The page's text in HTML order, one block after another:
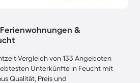
&
Vergleich von 133 Angeboten
Unterkünfte in Feucht mit
Qualität, Preis und